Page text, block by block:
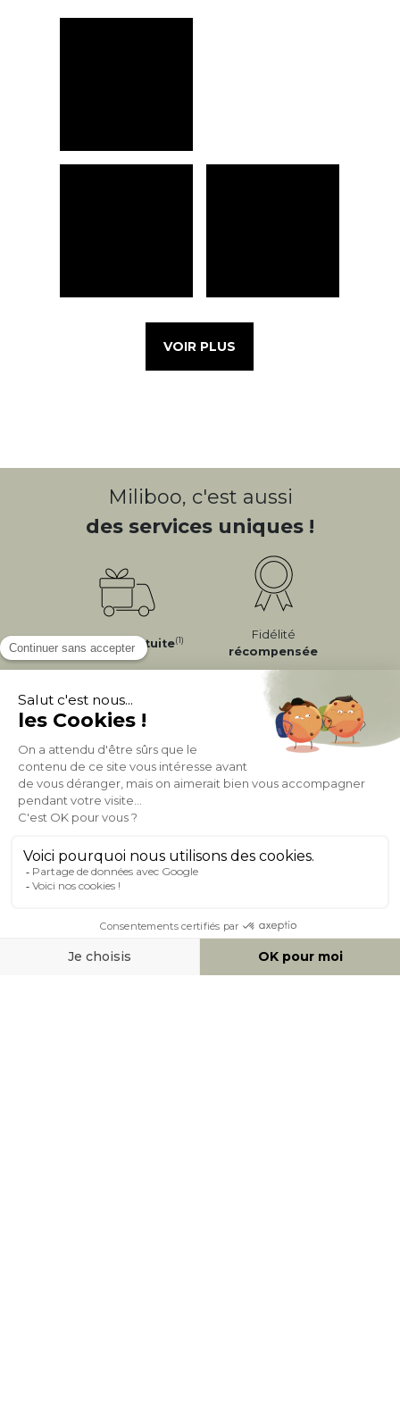
VOIR PLUS
Miliboo, c'est aussi
des services uniques !
LivraisonGratuite(1)
Fidélité
récompensée
Expéditionen
24/72h
Appel gratuit
0 20 88 04 14
À PROPOS DE MILIBOO